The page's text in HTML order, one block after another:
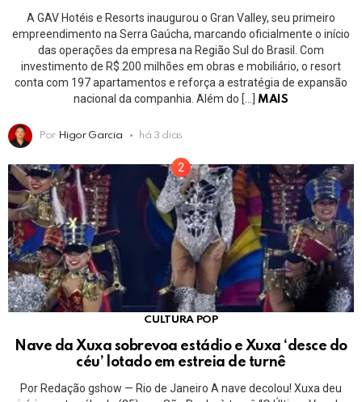
A GAV Hotéis e Resorts inaugurou o Gran Valley, seu primeiro
empreendimento na Serra Gaúcha, marcando oficialmente o início
das operações da empresa na Região Sul do Brasil. Com
investimento de R$ 200 milhões em obras e mobiliário, o resort
conta com 197 apartamentos e reforça a estratégia de expansão
nacional da companhia. Além do […] MAIS
Por Higor Garcia há 3 dias
CULTURA POP
Nave da Xuxa sobrevoa estádio e Xuxa ‘desce do
céu’ lotado em estreia de turnê
Por Redação gshow — Rio de Janeiro A nave decolou! Xuxa deu